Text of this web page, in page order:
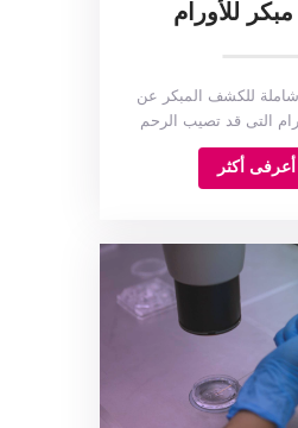
للأورام
للكشف المبكر عن
التى قد تصيب الرحم
أعرفى أكثر